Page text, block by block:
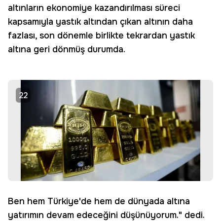
altınların ekonomiye kazandırılması süreci
kapsamıyla yastık altından çıkan altının daha
fazlası, son dönemle birlikte tekrardan yastık
altına geri dönmüş durumda.
22
Ben hem Türkiye'de hem de dünyada altına
yatırımın devam edeceğini düşünüyorum." dedi.